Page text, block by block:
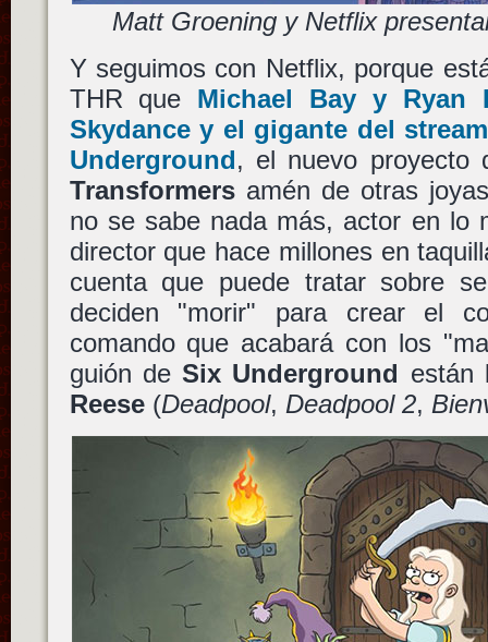
Matt Groening y Netflix
Y seguimos con Netflix, porque
THR que Michael Bay y Ryan
Skydancey el gigante del
Underground, el nuevo proyecto
Transformersamén de otras
no se sabe nada más, actor en lo
director que hace millones en
cuenta que puede tratar sobre
deciden "morir" para crear el
comando que acabará con los
guión deSix Underground están
Reese(Deadpool, Deadpool 2,